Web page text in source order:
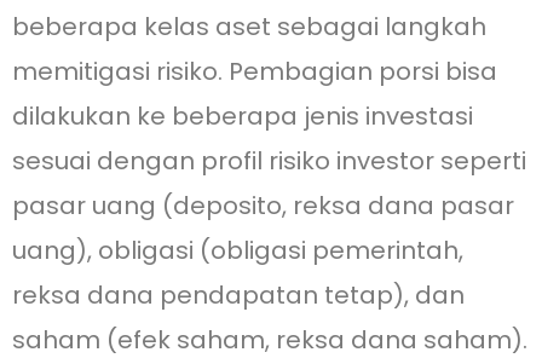
beberapa kelas aset sebagai langkah
memitigasi risiko. Pembagian porsi bisa
dilakukan ke beberapa jenis investasi
sesuai dengan profil risiko investor seperti
pasar uang (deposito, reksa dana pasar
uang), obligasi (obligasi pemerintah,
reksa dana pendapatan tetap), dan
saham (efek saham, reksa dana saham).